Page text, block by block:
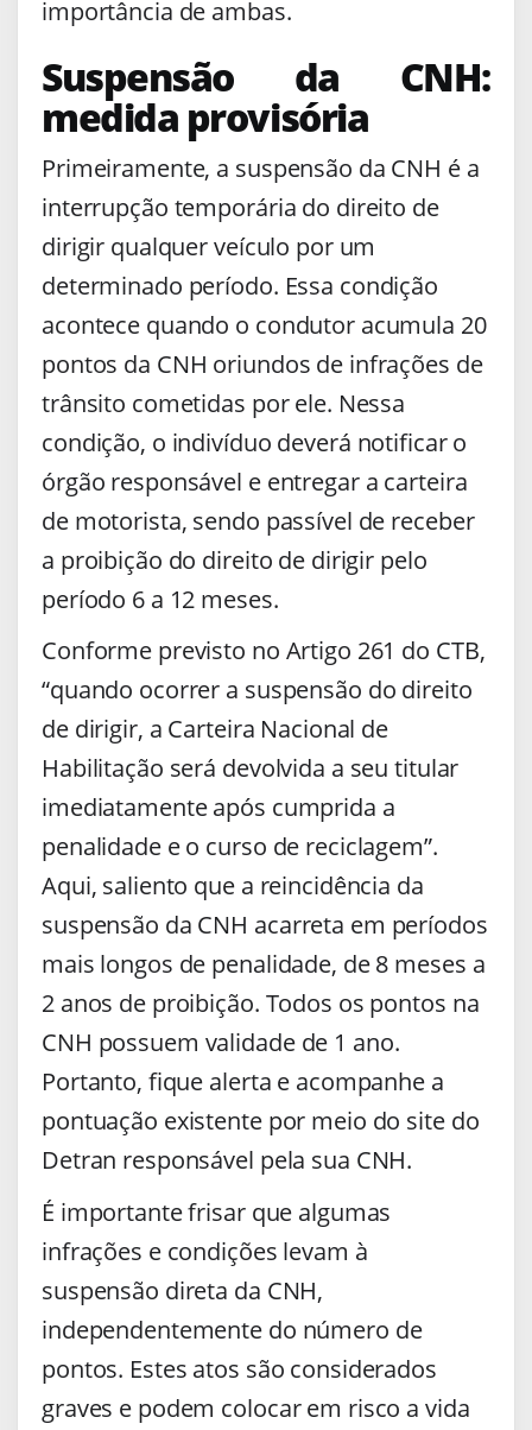
importância de ambas.
Suspensão da CNH:
medida provisória
Primeiramente, a suspensão da CNH é a
interrupção temporária do direito de
dirigir qualquer veículo por um
determinado período. Essa condição
acontece quando o condutor acumula 20
pontos da CNH oriundos de infrações de
trânsito cometidas por ele. Nessa
condição, o indivíduo deverá notificar o
órgão responsável e entregar a carteira
de motorista, sendo passível de receber
a proibição do direito de dirigir pelo
período 6 a 12 meses.
Conforme previsto no Artigo 261 do CTB,
“quando ocorrer a suspensão do direito
de dirigir, a Carteira Nacional de
Habilitação será devolvida a seu titular
imediatamente após cumprida a
penalidade e o curso de reciclagem”.
Aqui, saliento que a reincidência da
suspensão da CNH acarreta em períodos
mais longos de penalidade, de 8 meses a
2 anos de proibição. Todos os pontos na
CNH possuem validade de 1 ano.
Portanto, fique alerta e acompanhe a
pontuação existente por meio do site do
Detran responsável pela sua CNH.
É importante frisar que algumas
infrações e condições levam à
suspensão direta da CNH,
independentemente do número de
pontos. Estes atos são considerados
graves e podem colocar em risco a vida